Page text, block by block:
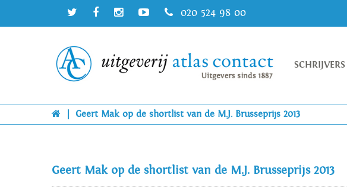
020 524 98 00
SCHRIJVERS
Geert Mak op de shortlist van de M.J. Brusseprijs 2013
Geert Mak op de shortlist van de M.J. Brusseprijs 2013